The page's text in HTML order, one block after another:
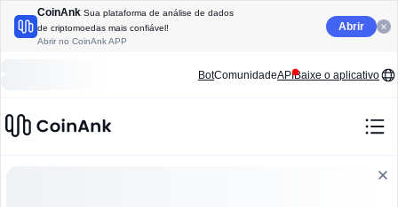
CoinAnk Sua plataforma de análise de dados
de criptomoedas mais confiável!
Abrir no CoinAnk APP
Abrir
BotComunidadeAPIBaixe o aplicativo